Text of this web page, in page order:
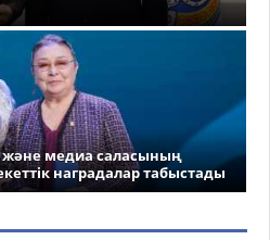
және медиа саласының
наградалар табыстады